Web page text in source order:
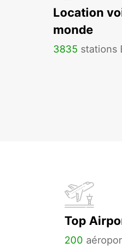
Location
monde
3835 stations
Top
200